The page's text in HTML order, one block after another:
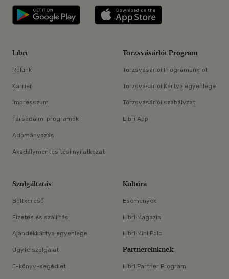
Libri applikáció Szerezd meg: Google
Libri
Rólunk
Karrier
Impresszum
Társadalmi programok
Adományozás
Akadálymentesítési nyilatkozat
Törzsvásárlói Program
Törzsvásárlói Programunkról
Törzsvásárlói Kártya egyenlege
Törzsvásárlói szabályzat
Libri App
Szolgáltatás
Boltkereső
Fizetés és szállítás
Ajándékkártya egyenlege
Ügyfélszolgálat
E-könyv-segédlet
Kultúra
Események
Libri Magazin
Libri Mini Polc
Partnereinknek
Libri Partner Program